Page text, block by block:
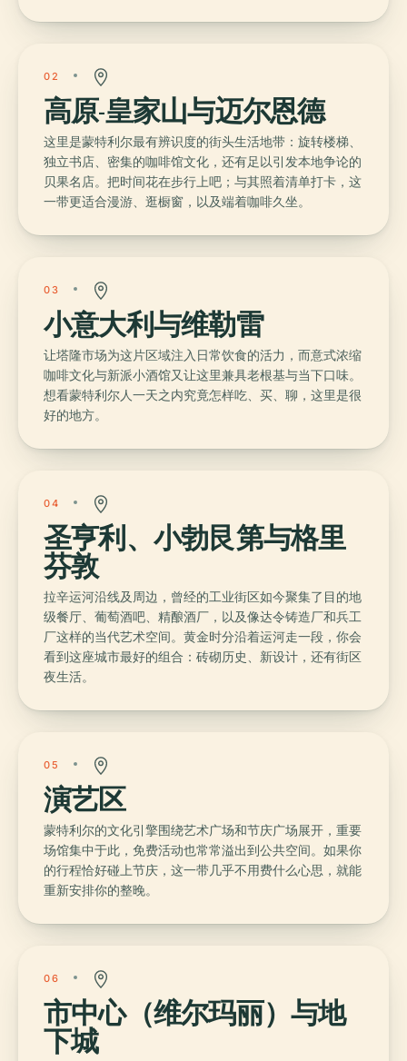
02
高原-皇家山与迈尔恩德
这里是蒙特利尔最有辨识度的街头生活地带：旋转楼梯、
独立书店、密集的咖啡馆文化，还有足以引发本地争论的
贝果名店。把时间花在步行上吧；与其照着清单打卡，这
一带更适合漫游、逛橱窗，以及端着咖啡久坐。
03
小意大利与维勒雷
让塔隆市场为这片区域注入日常饮食的活力，而意式浓缩
咖啡文化与新派小酒馆又让这里兼具老根基与当下口味。
想看蒙特利尔人一天之内究竟怎样吃、买、聊，这里是很
好的地方。
04
圣亨利、小勃艮第与格里
芬敦
拉辛运河沿线及周边，曾经的工业街区如今聚集了目的地
级餐厅、葡萄酒吧、精酿酒厂，以及像达令铸造厂和兵工
厂这样的当代艺术空间。黄金时分沿着运河走一段，你会
看到这座城市最好的组合：砖砌历史、新设计，还有街区
夜生活。
05
演艺区
蒙特利尔的文化引擎围绕艺术广场和节庆广场展开，重要
场馆集中于此，免费活动也常常溢出到公共空间。如果你
的行程恰好碰上节庆，这一带几乎不用费什么心思，就能
重新安排你的整晚。
06
市中心（维尔玛丽）与地
下城